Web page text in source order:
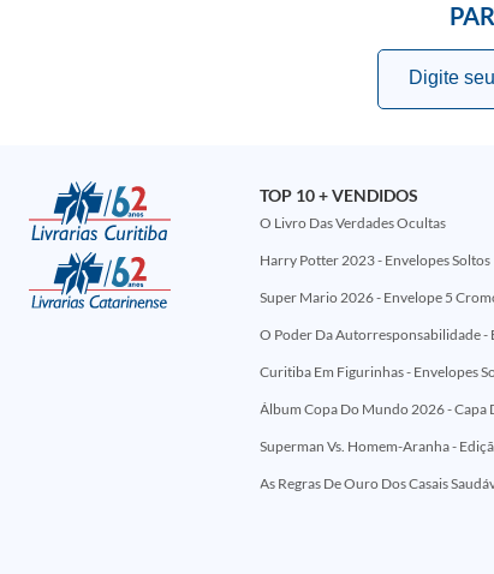
TOP 10 + VENDIDOS
O Livro Das Verdades Ocultas
Harry Potter 2023 - Envelopes Soltos
Super Mario 2026 - Envelope 5
O Poder Da Autorresponsabilidade -
Curitiba Em Figurinhas - Envelopes
Álbum Copa Do Mundo 2026 - Capa
As Regras De Ouro Dos Casais